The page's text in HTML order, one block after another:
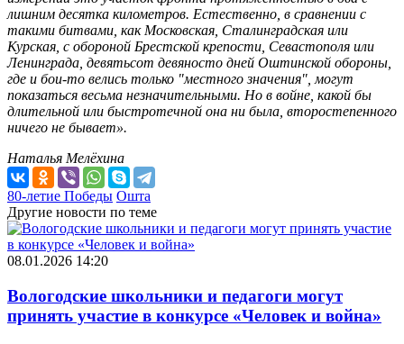
лишним десятка километров. Естественно, в сравнении с
такими битвами, как Московская, Сталинградская или
Курская, с обороной Брестской крепости, Севастополя или
Ленинграда, девятьсот девяносто дней Оштинской обороны,
где и бои-то велись только "местного значения", могут
показаться весьма незначительными. Но в войне, какой бы
длительной или быстротечной она ни была, второстепенного
ничего не бывает».
Наталья Мелёхина
80-летие Победы Ошта
Другие новости по теме
08.01.2026 14:20
Вологодские школьники и педагоги могут
принять участие в конкурсе «Человек и война»